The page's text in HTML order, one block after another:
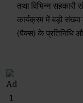
तथा विभिन्न सहकारी
कार्यक्रम में बड़ी
(पैक्स) के प्रतिनिधि